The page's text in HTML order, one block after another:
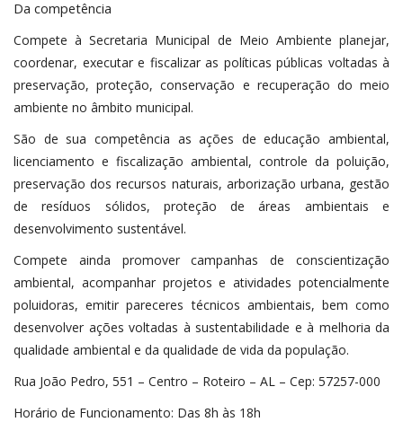
Da competência
Compete à Secretaria Municipal de Meio Ambiente planejar,
coordenar, executar e fiscalizar as políticas públicas voltadas à
preservação, proteção, conservação e recuperação do meio
ambiente no âmbito municipal.
São de sua competência as ações de educação ambiental,
licenciamento e fiscalização ambiental, controle da poluição,
preservação dos recursos naturais, arborização urbana, gestão
de resíduos sólidos, proteção de áreas ambientais e
desenvolvimento sustentável.
Compete ainda promover campanhas de conscientização
ambiental, acompanhar projetos e atividades potencialmente
poluidoras, emitir pareceres técnicos ambientais, bem como
desenvolver ações voltadas à sustentabilidade e à melhoria da
qualidade ambiental e da qualidade de vida da população.
Rua João Pedro, 551 – Centro – Roteiro – AL – Cep: 57257-000
Horário de Funcionamento: Das 8h às 18h